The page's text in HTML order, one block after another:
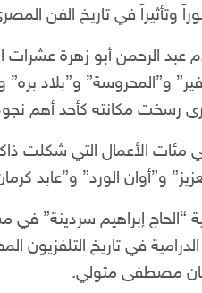
وتأثيراً في تاريخ الفن
الرحمن أبو زهرة عشرات
و”المحروسة” و”بلاد
رسخت مكانته كأحد أهم
مئات الأعمال التي شكلت
و”أوان الورد” و”عابد
“الحاج إبراهيم سردينة”
في تاريخ التلفزيون
مصطفى متولي.